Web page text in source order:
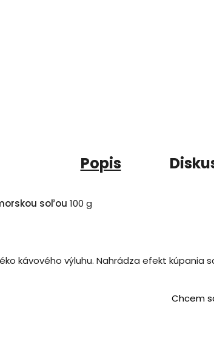
Popis
soľou 100 g
kávového výluhu. Nahrádza efekt kúpania
Chcem